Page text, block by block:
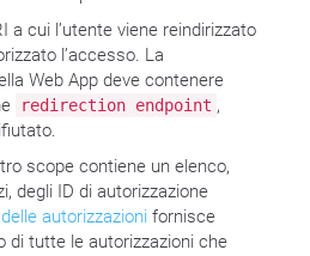
a cui l’utente viene reindirizzato
l’accesso. La
Web App deve contenere
redirection endpoint ,
scope contiene un elenco,
degli ID di autorizzazione
autorizzazioni fornisce
di tutte le autorizzazioni che